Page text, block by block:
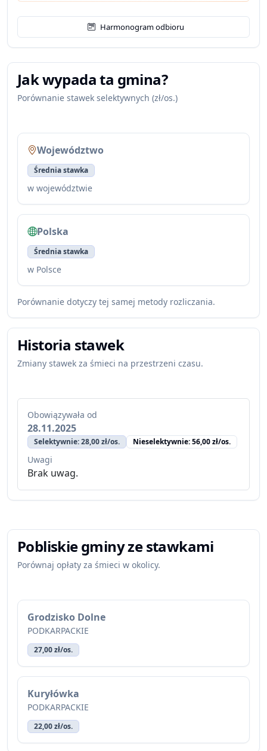
Harmonogram odbioru
Jak wypada ta gmina?
Porównanie stawek selektywnych (zł/os.)
Województwo
Średnia stawka
w województwie
Polska
Średnia stawka
w Polsce
Porównanie dotyczy tej samej metody rozliczania.
Historia stawek
Zmiany stawek za śmieci na przestrzeni czasu.
Obowiązywała od
28.11.2025
Selektywnie: 28,00 zł/os. Nieselektywnie: 56,00 zł/os.
Uwagi
Brak uwag.
Pobliskie gminy ze stawkami
Porównaj opłaty za śmieci w okolicy.
Grodzisko Dolne
PODKARPACKIE
27,00 zł/os.
Kuryłówka
PODKARPACKIE
22,00 zł/os.